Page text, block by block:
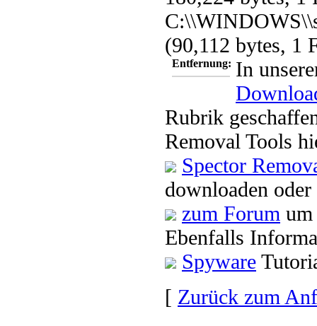
(90,112 bytes, 1
Entfernung: In
Rubrik
Removal Tools
Spector
downloaden
zum Forum
Ebenfalls
Spyware
[ Zurück zum